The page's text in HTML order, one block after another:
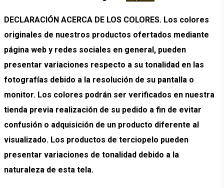
DECLARACIÓN ACERCA DE LOS COLORES. Los colores
originales de nuestros productos ofertados mediante
página web y redes sociales en general, pueden
presentar variaciones respecto a su tonalidad en las
fotografías debido a la resolución de su pantalla o
monitor. Los colores podrán ser verificados en nuestra
tienda previa realización de su pedido a fin de evitar
confusión o adquisición de un producto diferente al
visualizado. Los productos de terciopelo pueden
presentar variaciones de tonalidad debido a la
naturaleza de esta tela.